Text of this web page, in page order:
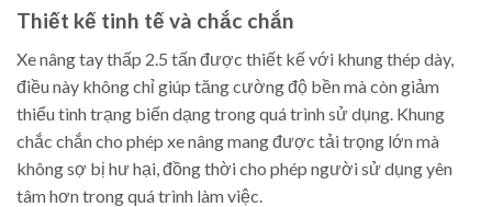
Thiết kế tinh tế và chắc chắn
Xe nâng tay thấp 2.5 tấn được thiết kế với khung thép dày,
điều này không chỉ giúp tăng cường độ bền mà còn giảm
thiểu tình trạng biến dạng trong quá trình sử dụng. Khung
chắc chắn cho phép xe nâng mang được tải trọng lớn mà
không sợ bị hư hại, đồng thời cho phép người sử dụng yên
tâm hơn trong quá trình làm việc.